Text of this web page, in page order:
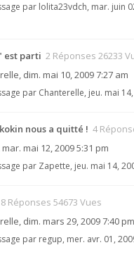
par lolita23vdch, mar. juin
est parti 2 Réponses 26233
, dim. mai 10, 2009 7:27 am
par Chanterelle, jeu. mai
nous a quitté ! 4
mar. mai 12, 2009 5:31 pm
par Zapette, jeu. mai 14,
8 Réponses 54673 Vues
, dim. mars 29, 2009 7:40 pm
par regup, mer. avr. 01,